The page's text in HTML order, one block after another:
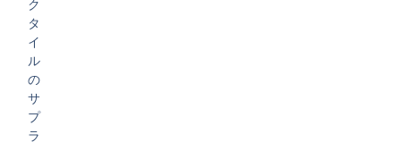
ク
タ
イ
ル
の
サ
プ
ラ